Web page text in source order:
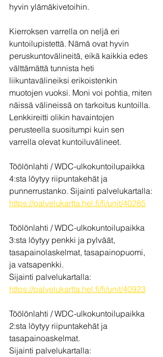
hyvin ylämäkivetoihin.
Kierroksen varrella on neljä eri
kuntoilupistettä. Nämä ovat hyvin
peruskuntovälineitä, eikä kaikkia edes
välttämättä tunnista heti
liikuntavälineiksi erikoistenkin
muotojen vuoksi. Moni voi pohtia, miten
näissä välineissä on tarkoitus kuntoilla.
Lenkkireitti olikin havaintojen
perusteella suositumpi kuin sen
varrella olevat kuntoiluvälineet.
Töölönlahti / WDC-ulkokuntoilupaikka
4:sta löytyy riipuntakehät ja
punnerrustanko. Sijainti palvelukartalla:
https://palvelukartta.hel.fi/fi/unit/40285
Töölönlahti / WDC-ulkokuntoilupaikka
3:sta löytyy penkki ja pylväät,
tasapainolaskelmat, tasapainopuomi,
ja vatsapenkki.
Sijainti palvelukartalla:
https://palvelukartta.hel.fi/fi/unit/40923
Töölönlahti / WDC-ulkokuntoilupaikka
2:sta löytyy riipuntakehät ja
tasapainoaskelmat.
Sijainti palvelukartalla: